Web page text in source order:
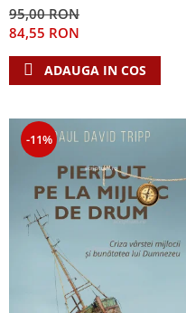
95,00 RON
84,55 RON
ADAUGA IN COS
-11%